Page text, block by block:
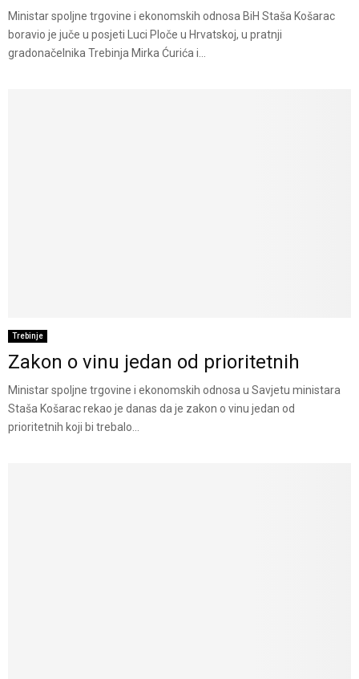
Ministar spoljne trgovine i ekonomskih odnosa BiH Staša Košarac
boravio je juče u posjeti Luci Ploče u Hrvatskoj, u pratnji
gradonačelnika Trebinja Mirka Ćurića i...
Trebinje
Zakon o vinu jedan od prioritetnih
Ministar spoljne trgovine i ekonomskih odnosa u Savjetu ministara
Staša Košarac rekao je danas da je zakon o vinu jedan od
prioritetnih koji bi trebalo...